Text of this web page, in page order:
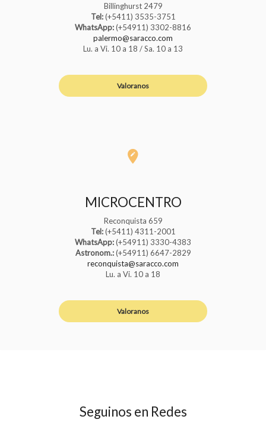
Billinghurst 2479
Tel:(+5411) 3535-3751
WhatsApp:(+54911) 3302-8816
palermo@saracco.com
Lu. a Vi. 10 a 18 / Sa. 10 a 13
Valoranos
MICROCENTRO
Reconquista 659
Tel:(+5411) 4311-2001
WhatsApp:(+54911) 3330-4383
Astronom.:(+54911) 6647-2829
reconquista@saracco.com
Lu. a Vi. 10 a 18
Valoranos
Seguinos en Redes